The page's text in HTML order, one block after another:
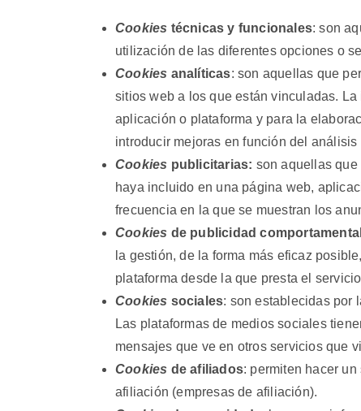
Cookies técnicas y funcionales: son
utilización de las diferentes opciones o
Cookies analíticas: son aquellas que
sitios web a los que están vinculadas.
aplicación o plataforma y para la
introducir mejoras en función del
Cookies publicitarias: son aquellas
haya incluido en una página web,
frecuencia en la que se muestran los
Cookies de publicidad comportamental
la gestión, de la forma más eficaz
plataforma desde la que presta el
Cookies sociales: son establecidas por
Las plataformas de medios sociales
mensajes que ve en otros servicios que
Cookies de afiliados: permiten hacer
afiliación (empresas de afiliación).